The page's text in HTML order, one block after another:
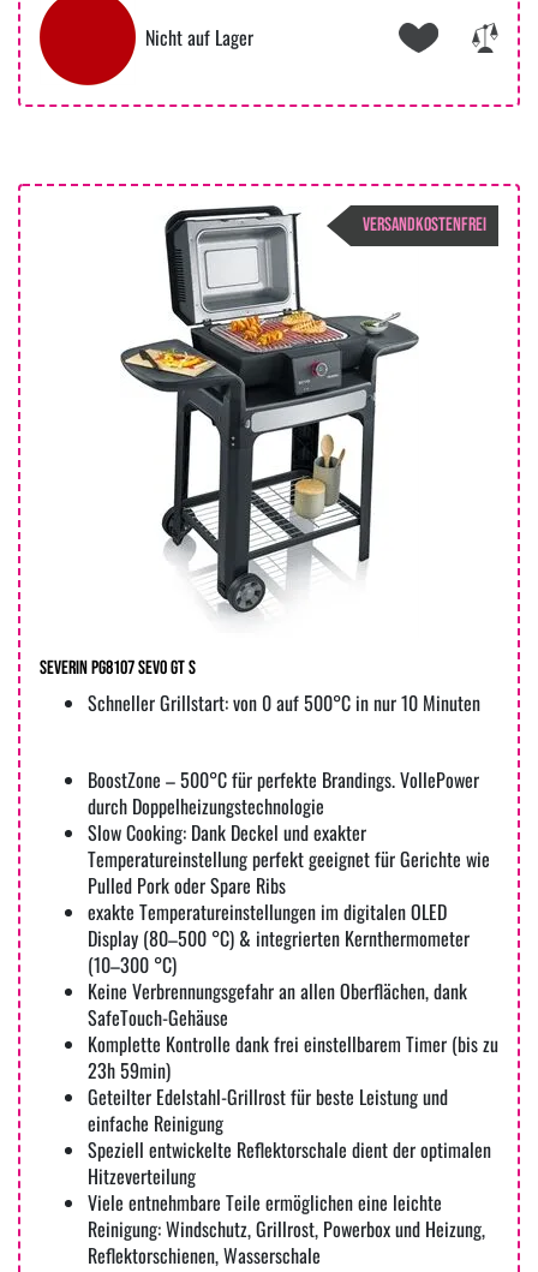
Nicht auf Lager
VERSANDKOSTENFREI
Severin PG8107 Sevo GT S
Schneller Grillstart: von 0 auf 500°C in nur 10 Minuten
BoostZone – 500°C für perfekte Brandings. VollePower
durch Doppelheizungstechnologie
Slow Cooking: Dank Deckel und exakter
Temperatureinstellung perfekt geeignet für Gerichte wie
Pulled Pork oder Spare Ribs
exakte Temperatureinstellungen im digitalen OLED
Display (80–500 °C) & integrierten Kernthermometer
(10–300 °C)
Keine Verbrennungsgefahr an allen Oberflächen, dank
SafeTouch-Gehäuse
Komplette Kontrolle dank frei einstellbarem Timer (bis zu
23h 59min)
Geteilter Edelstahl-Grillrost für beste Leistung und
einfache Reinigung
Speziell entwickelte Reflektorschale dient der optimalen
Hitzeverteilung
Viele entnehmbare Teile ermöglichen eine leichte
Reinigung: Windschutz, Grillrost, Powerbox und Heizung,
Reflektorschienen, Wasserschale